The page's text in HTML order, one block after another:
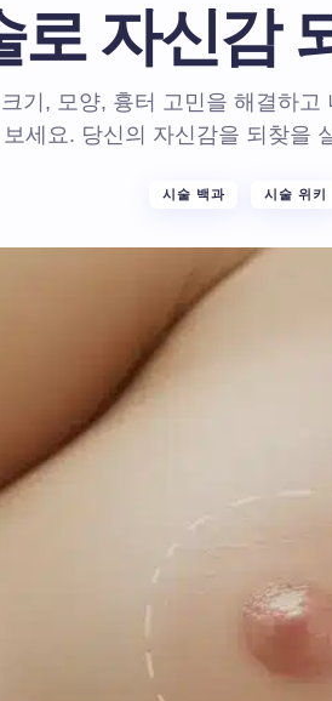
로 자신감
기, 모양, 흉터 고민을 해결하고
세요. 당신의 자신감을 되찾을
시술 백과 시술 위키